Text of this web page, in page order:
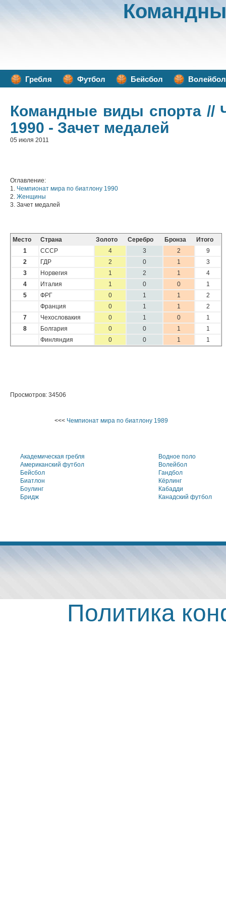
Гребля Футбол Бейсбол Волейбол
Командные виды спорта//
1990 - Зачет медалей
05 июля 2011
Оглавление:
1. Чемпионат мира по биатлону 1990
2. Женщины
3. Зачет медалей
Место Страна Золото Серебро Бронза
Итого
1
СССР 4 3 2
9
2
ГДР 2 0 1
3
3
Норвегия 1 2 1
4
4
Италия 1 0 0
1
5
ФРГ 0 1 1
2
Франция
0 1 1
2
7
Чехословакия 0 1 0
1
8
Болгария 0 0 1
1
Финляндия
0 0 1 1
Просмотров: 34506
<<< Чемпионат мира по биатлону 1989
Академическая гребля
Американский футбол
Бейсбол
Биатлон
Боулинг
Бридж
Водное поло
Волейбол
Гандбол
Кёрлинг
Кабадди
Канадский футбол
Политика